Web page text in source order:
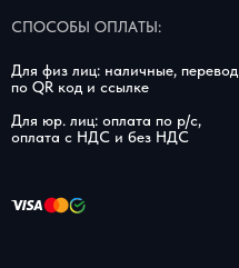
СПОСОБЫ ОПЛАТЫ:
Для физ лиц: наличные, перевод
по QR код и ссылке
Для юр. лиц: оплата по р/с,
оплата с НДС и без НДС